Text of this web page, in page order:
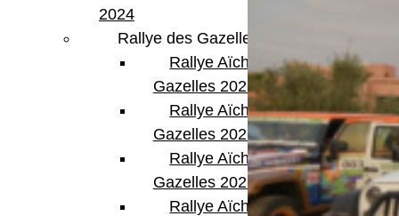
2024
Rallye des Gazelles
Rallye Aïcha des
Gazelles 2023
Rallye Aïcha des
Gazelles 2022
Rallye Aïcha des
Gazelles 2021 -30th
Rallye Aïcha des